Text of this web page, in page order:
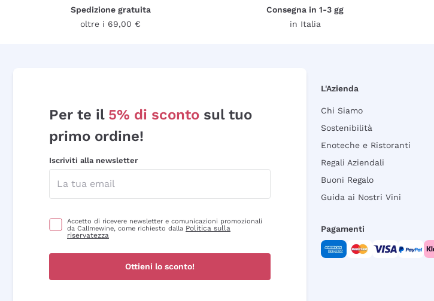
Spedizione gratuita
oltre i 69,00 €
Consegna in 1-3 gg
in Italia
Per te il 5% di sconto sul tuo
primo ordine!
Iscriviti alla newsletter
Accetto di ricevere newsletter e comunicazioni promozionali
da Callmewine, come richiesto dalla Politica sulla
riservatezza
Ottieni lo sconto!
L'Azienda
Chi Siamo
Sostenibilità
Enoteche e Ristoranti
Regali Aziendali
Buoni Regalo
Guida ai Nostri Vini
Pagamenti